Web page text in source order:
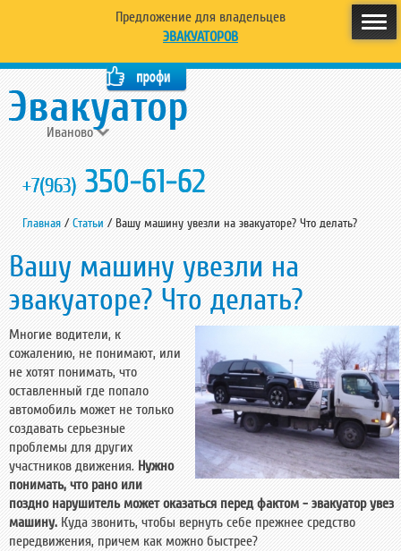
Предложение для владельцев
ЭВАКУАТОРОВ
Иваново
+7(963) 350-61-62
Главная /Статьи / Вашу машину увезли на эвакуаторе? Что делать?
Вашу машину увезли на
эвакуаторе? Что делать?
Многие водители, к
сожалению, не понимают, или
не хотят понимать, что
оставленный где попало
автомобиль может не только
создавать серьезные
проблемы для других
участников движения. Нужно
понимать, что рано или
поздно нарушитель может оказаться перед фактом - эвакуатор увез
машину. Куда звонить, чтобы вернуть себе прежнее средство
передвижения, причем как можно быстрее?